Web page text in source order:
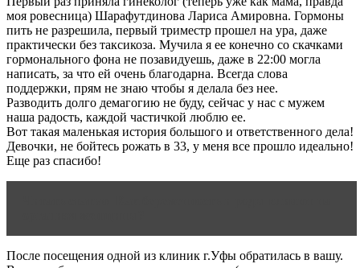
моя ровесница) Шарафутдинова Лариса Амировна. Гормоны
пить не разрешила, первый триместр прошел на ура, даже
практически без таксикоза. Мучила я ее конечно со скачками
гормонального фона не позавидуешь, даже в 22:00 могла
написать, за что ей очень благодарна. Всегда слова
поддержки, прям не знаю чтобы я делала без нее.
Разводить долго демагогию не буду, сейчас у нас с мужем
наша радость, каждой частичкой люблю ее.
Вот такая маленькая история большого и ответственного дела!
Девочки, не бойтесь рожать в 33, у меня все прошло идеально!
Еще раз спасибо!
После посещения одной из клиник г.Уфы обратилась в вашу.